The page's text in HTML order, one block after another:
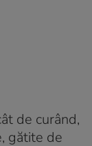
de curând,
gătite de